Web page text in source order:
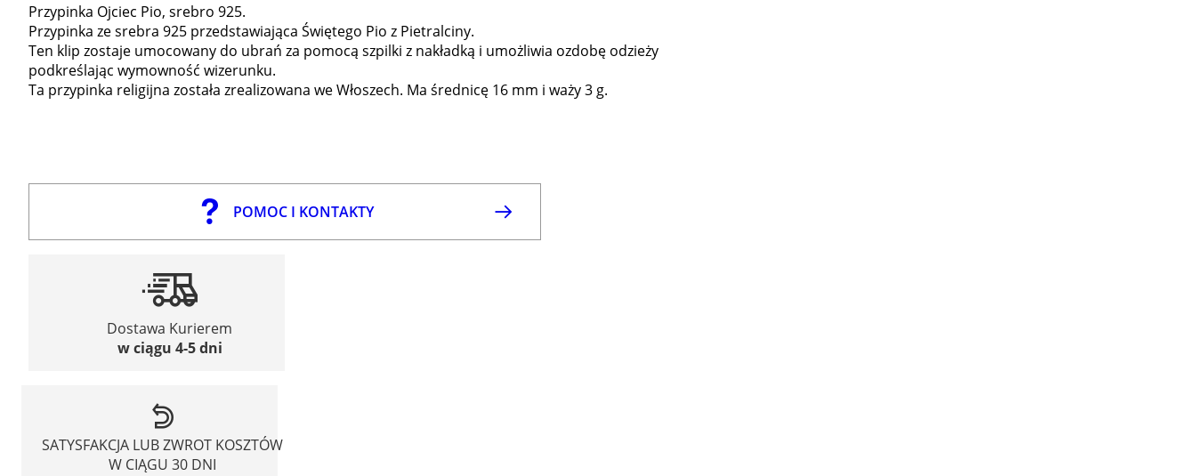
Przypinka Ojciec Pio, srebro 925.
Przypinka ze srebra 925 przedstawiająca Świętego Pio z Pietralciny.
Ten klip zostaje umocowany do ubrań za pomocą szpilki z nakładką i umożliwia ozdobę odzieży
podkreślając wymowność wizerunku.
Ta przypinka religijna została zrealizowana we Włoszech. Ma średnicę 16 mm i waży 3 g.
POMOC I KONTAKTY
Dostawa Kurierem
w ciągu 4-5 dni
SATYSFAKCJA LUB ZWROT KOSZTÓW
W CIĄGU 30 DNI